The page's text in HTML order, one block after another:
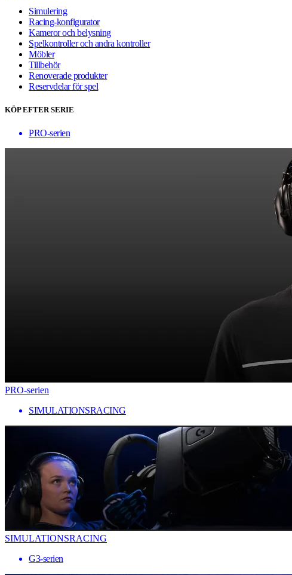
Simulering
Racing-konfigurator
Kameror och belysning
Spelkontroller och andra kontroller
Möbler
Tillbehör
Renoverade produkter
Reservdelar för spel
KÖP EFTER SERIE
PRO-serien
PRO-serien
SIMULATIONSRACING
SIMULATIONSRACING
G3-serien